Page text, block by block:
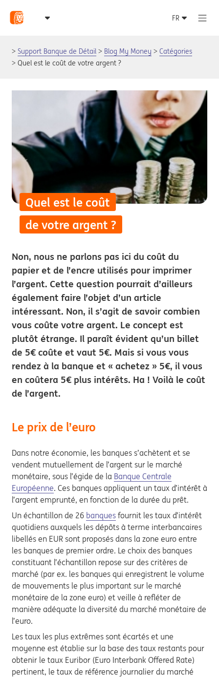
Support Banque de Détail Blog My Money
Catégories
Quel est le coût de votre argent ?
Quel est le coût
de votre argent ?
Non, nous ne parlons pas ici du coût du
papier et de l’encre utilisés pour imprimer
l’argent. Cette question pourrait d’ailleurs
également faire l’objet d’un article
intéressant. Non, il s’agit de savoir combien
vous coûte votre argent. Le concept est
plutôt étrange. Il paraît évident qu’un billet
de 5€ coûte et vaut 5€. Mais si vous vous
rendez à la banque et « achetez » 5€, il vous
en coûtera 5€ plus intérêts. Ha ! Voilà le coût
de l’argent.
Le prix de l’euro
Dans notre économie, les banques s’achètent et se
vendent mutuellement de l’argent sur le marché
monétaire, sous l’égide de la Banque Centrale
Européenne. Ces banques appliquent un taux d’intérêt à
l’argent emprunté, en fonction de la durée du prêt.
Un échantillon de 26 banques fournit les taux d’intérêt
quotidiens auxquels les dépôts à terme interbancaires
libellés en EUR sont proposés dans la zone euro entre
les banques de premier ordre. Le choix des banques
constituant l’échantillon repose sur des critères de
marché (par ex. les banques qui enregistrent le volume
de mouvements le plus important sur le marché
monétaire de la zone euro) et veille à refléter de
manière adéquate la diversité du marché monétaire de
l’euro.
Les taux les plus extrêmes sont écartés et une
moyenne est établie sur la base des taux restants pour
obtenir le taux Euribor (Euro Interbank Offered Rate)
pertinent, le taux de référence journalier du marché